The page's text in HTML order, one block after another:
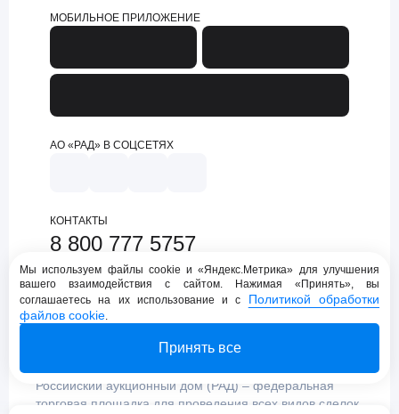
МОБИЛЬНОЕ ПРИЛОЖЕНИЕ
АО «РАД» В СОЦСЕТЯХ
КОНТАКТЫ
8 800 777 5757
support@lot-online.ru
Техническая поддержка
Российский аукционный дом (РАД) – федеральная
торговая площадка для проведения всех видов сделок
Мы используем файлы cookie и «Яндекс.Метрика» для улучшения
вашего взаимодействия с сайтом. Нажимая «Принять», вы
соглашаетесь на их использование и с Политикой обработки
файлов cookie.
Принять все